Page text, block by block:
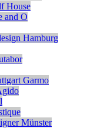
House
and O
Hamburg
Garmo
Münster